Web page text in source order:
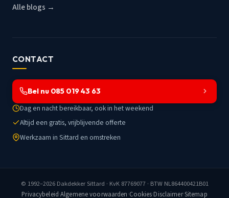
Alle blogs →
CONTACT
Bel nu 085 019 43 63
Dag en nacht bereikbaar, ook in het weekend
Altijd een gratis, vrijblijvende offerte
Werkzaam in Sittard en omstreken
© 1992–2026 Dakdekker Sittard · KvK 87769077 · BTW NL864400421B01
Privacybeleid·Algemene voorwaarden·Cookies·Disclaimer·Sitemap